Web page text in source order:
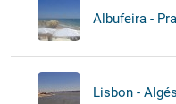
Albufeira -
Lisbon -